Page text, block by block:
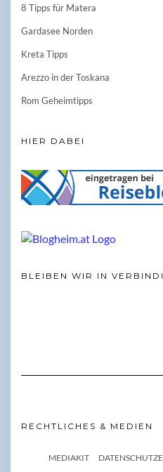
8 Tipps für Matera
Gardasee Norden
Kreta Tipps
Arezzo in der Toskana
Rom Geheimtipps
HIER DABEI
BLEIBEN WIR IN
RECHTLICHES & MEDIEN
MEDIAKIT